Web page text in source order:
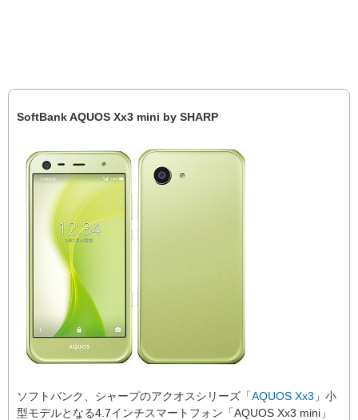
SoftBank AQUOS Xx3 mini by SHARP
ソフトバンク、シャープのアクオスシリーズ「AQUOS Xx3 」小
型モデルとなる4.7インチスマートフォン「AQUOS Xx3 mini」